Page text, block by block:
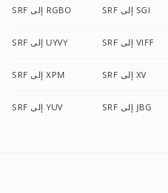
SRF إلى RGBO SRF إلى SGI
SRF إلى UYVY SRF إلى VIFF
SRF إلى XPM SRF إلى XV
SRF إلى YUV SRF إلى JBG